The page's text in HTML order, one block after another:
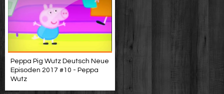
Peppa Pig Wutz Deutsch Neue
Episoden 2017 #10 - Peppa
Wutz